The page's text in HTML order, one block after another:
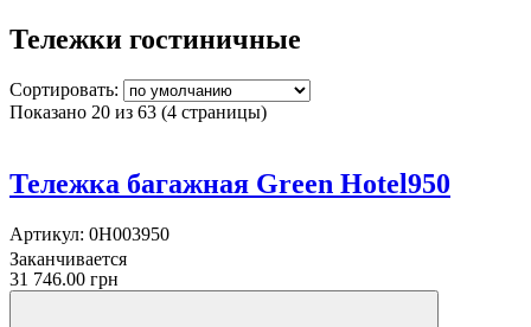
Тележки гостиничные
Сортировать:
Показано 20 из 63 (4 страницы)
Тележка багажная Green Hotel950
Артикул: 0H003950
Заканчивается
31 746.00 грн